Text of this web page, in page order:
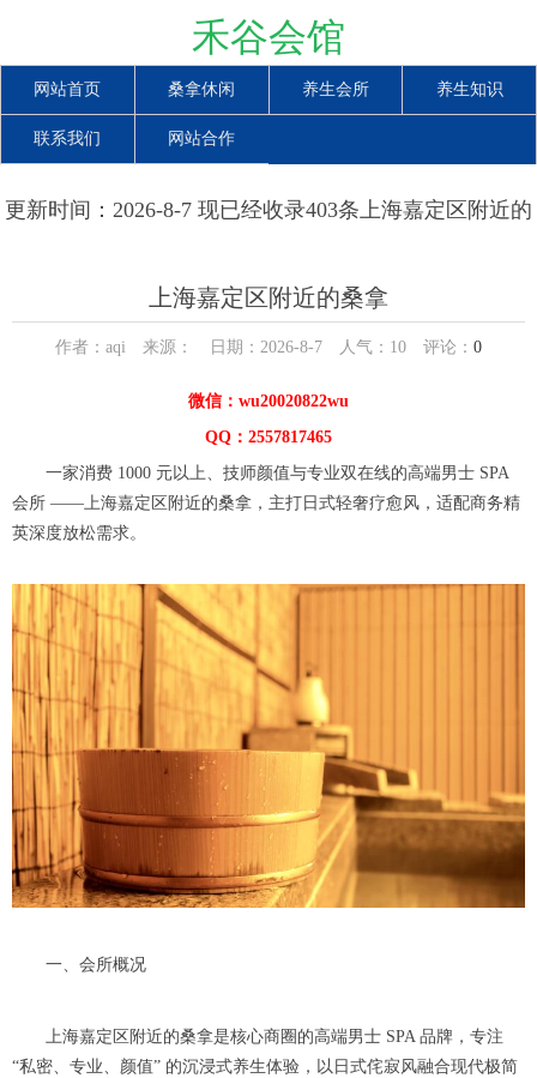
禾谷会馆
网站首页 桑拿休闲 养生会所 养生知识
联系我们 网站合作
更新时间：2026-8-7 现已经收录403条上海嘉定区附近的
上海嘉定区附近的桑拿
作者：aqi 来源： 日期：2026-8-7 人气： 10 评论： 0
微信：wu20020822wu
QQ：2557817465
一家消费 1000 元以上、技师颜值与专业双在线的高端男士 SPA
会所 ——上海嘉定区附近的桑拿，主打日式轻奢疗愈风，适配商务精
英深度放松需求。
一、会所概况
上海嘉定区附近的桑拿是核心商圈的高端男士 SPA 品牌，专注
“私密、专业、颜值” 的沉浸式养生体验，以日式侘寂风融合现代极简